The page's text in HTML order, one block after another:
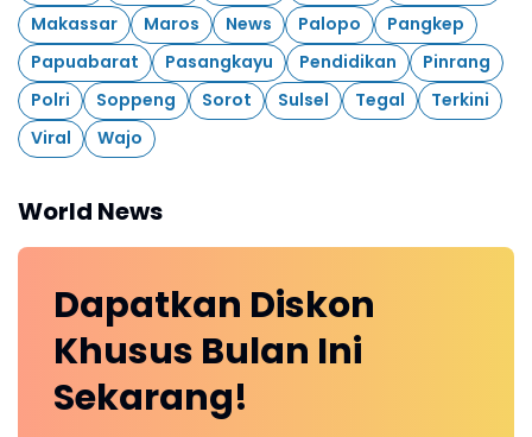
Makassar
Maros News Palopo
Pangkep
Papuabarat
Pasangkayu Pendidikan
Pinrang
Polri
Soppeng Sorot Sulsel Tegal
Terkini
Viral
Wajo
World News
Dapatkan Diskon
Khusus Bulan Ini
Sekarang!